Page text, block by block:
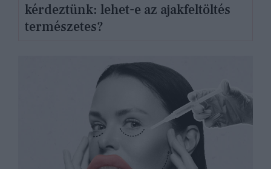
kérdeztünk: lehet-e az ajakfeltöltés
természetes?